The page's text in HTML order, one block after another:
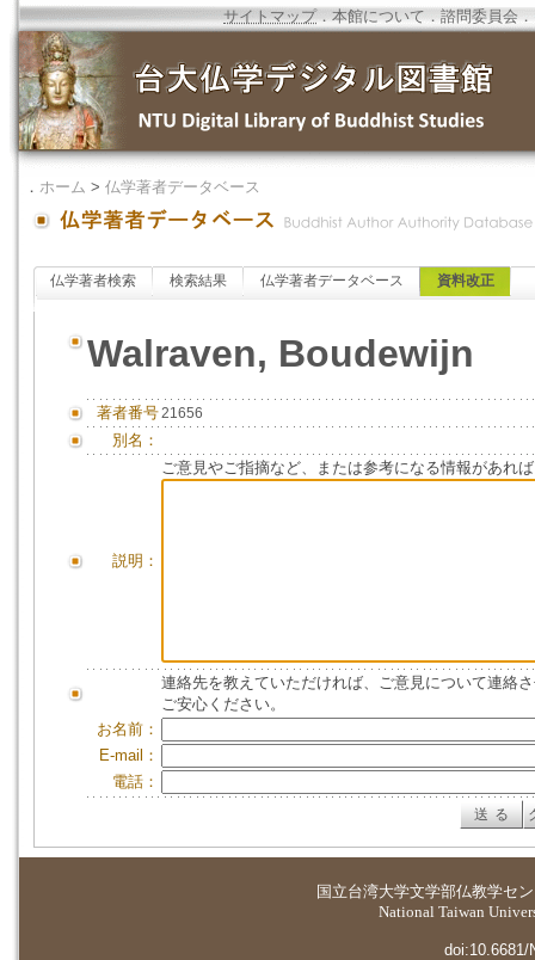
サイトマップ．本館について ．諮問委員会 ．
． ホーム > 仏学著者データベース
仏学著者検索 検索結果 仏学著者データベース 資料改正
Walraven, Boudewijn
著者番号21656
別名：
説明：
ご意見やご指摘など、または参考になる情報があれ
連絡先を教えていただければ、ご意見について連絡
ご安心ください。
お名前：
E-mail：
電話：
国立台湾大学文学部仏教学セ
National Taiwan
doi:10.6681/